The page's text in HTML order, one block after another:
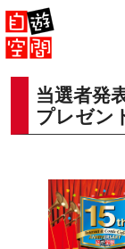
Skip
to
content
当選者発
プレゼン
English